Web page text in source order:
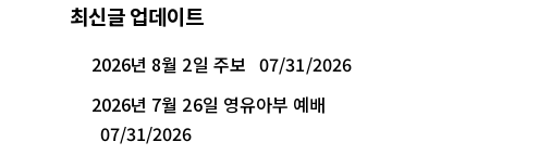
최신글 업데이트
2026년 8월 2일 주보 07/31/2026
2026년 7월 26일 영유아부 예배
07/31/2026